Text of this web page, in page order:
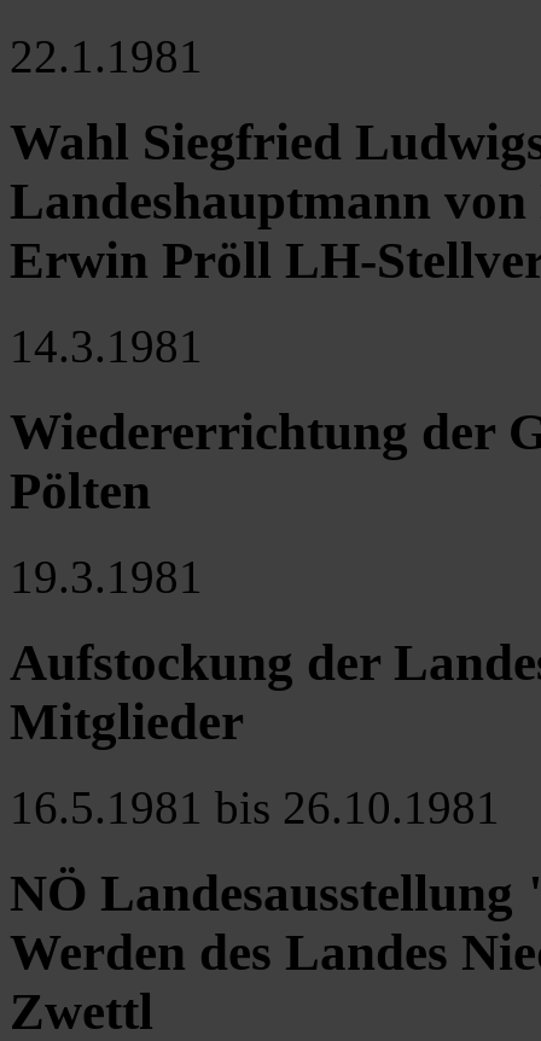
22.1.1981
Wahl Siegfried
Landeshauptmann
Erwin Pröll LH-
14.3.1981
Wiedererrichtung der
Pölten
19.3.1981
Aufstockung der
Mitglieder
16.5.1981 bis 26.10.1981
NÖ
Werden des Landes
Zwettl